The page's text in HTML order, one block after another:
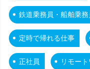
鉄道乗務員・船舶乗務
定時で帰れる仕事
正社員 リモー